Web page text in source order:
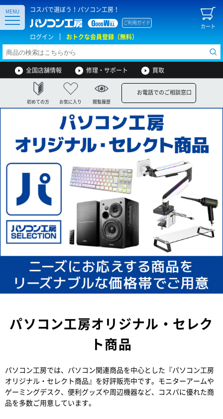
コスパで選ぼう！パソコン工房！
カート
ご利用ガイド
ログイン おトクな会員登録（無料）
MENU
全国店舗情報 修理・サポート 買取
初めての方 お気に入り 閲覧履歴
お電話でのご相談窓口
パソコン工房オリジナル・セレク
ト商品
パソコン工房では、パソコン関連商品を中心とした『パソコン工房
オリジナル・セレクト商品』を好評販売中です。モニターアームや
ゲーミングデスク、便利グッズや周辺機器など、コスパに優れた商
品を多数ご用意しています。